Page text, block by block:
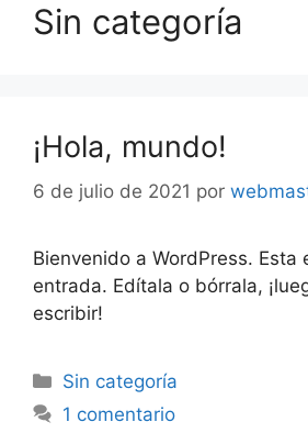
Sin categoría
¡Hola, mundo!
6 de julio de 2021 por
Bienvenido a WordPress. Esta
entrada. Edítala o bórrala,
escribir!
Sin categoría
1 comentario